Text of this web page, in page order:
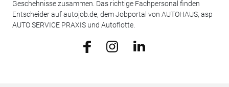
Geschehnisse zusammen. Das richtige Fachpersonal finden
Entscheider auf autojob.de, dem Jobportal von AUTOHAUS, asp
AUTO SERVICE PRAXIS und Autoflotte.